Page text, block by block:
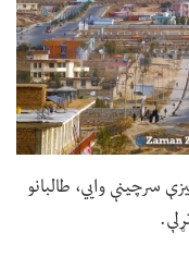
سرچینې وايي، طالبانو